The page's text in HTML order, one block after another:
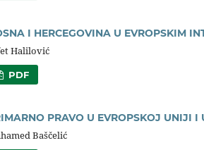
I HERCEGOVINA U EVROPSKIM
Halilović
PDF
PRAVO U EVROPSKOJ UNIJI
Baščelić